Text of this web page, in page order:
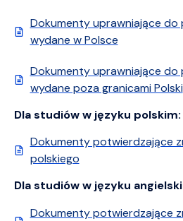
Dokumenty uprawniające
wydane w Polsce
Dokumenty uprawniające
wydane poza granicami Polski
Dla studiów w języku polskim:
Dokumenty potwierdzające
polskiego
Dla studiów w języku
Dokumenty potwierdzające